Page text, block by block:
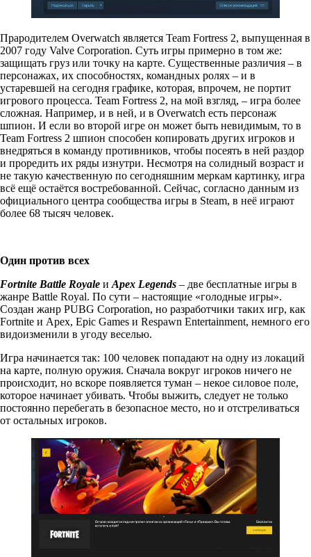
Прародителем Overwatch является Team Fortress 2, выпущенная в
2007 году Valve Corporation. Суть игры примерно в том же:
защищать груз или точку на карте. Существенные различия – в
персонажах, их способностях, командных ролях – и в
устаревшей на сегодня графике, которая, впрочем, не портит
игрового процесса. Team Fortress 2, на мой взгляд, – игра более
сложная. Например, и в ней, и в Overwatch есть персонаж
шпион. И если во второй игре он может быть невидимым, то в
Team Fortress 2 шпион способен копировать других игроков и
внедряться в команду противников, чтобы посеять в ней раздор
и проредить их ряды изнутри. Несмотря на солидный возраст и
не такую качественную по сегодняшним меркам картинку, игра
всё ещё остаётся востребованной. Сейчас, согласно данным из
официального центра сообщества игры в Steam, в неё играют
более 68 тысяч человек.
Один против всех
Fortnite Battle Royale и Apex Legends – две бесплатные игры в
жанре Battle Royal. По сути – настоящие «голодные игры».
Создан жанр PUBG Corporation, но разработчики таких игр, как
Fortnite и Apex, Epic Games и Respawn Entertainment, немного его
видоизменили в угоду веселью.
Игра начинается так: 100 человек попадают на одну из локаций
на карте, полную оружия. Сначала вокруг игроков ничего не
происходит, но вскоре появляется туман – некое силовое поле,
которое начинает убивать. Чтобы выжить, следует не только
постоянно перебегать в безопасное место, но и отстреливаться
от остальных игроков.